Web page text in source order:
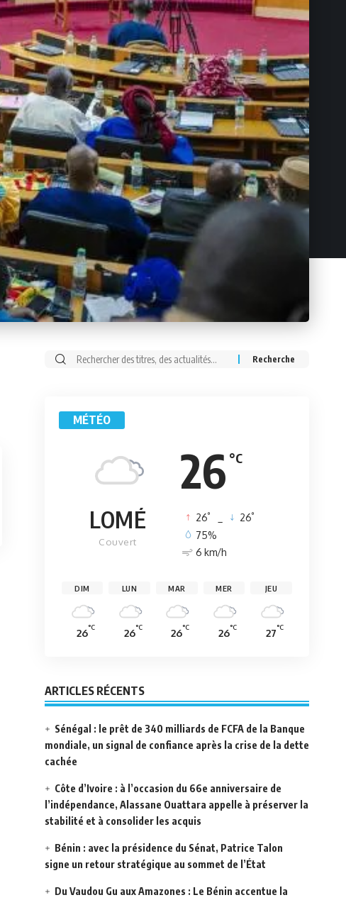
Rechercher:
MÉTÉO
26 °C
LOMÉ
Couvert
26° 26°
75%
6 km/h
DIM
26°C
LUN
26°C
MAR
26°C
MER
26°C
JEU
27°C
ARTICLES RÉCENTS
Sénégal : le prêt de 340 milliards de FCFA de la Banque
mondiale, un signal de confiance après la crise de la dette
cachée
Côte d’Ivoire : à l’occasion du 66e anniversaire de
l’indépendance, Alassane Ouattara appelle à préserver la
stabilité et à consolider les acquis
Bénin : avec la présidence du Sénat, Patrice Talon
signe un retour stratégique au sommet de l’État
Du Vaudou Gu aux Amazones : Le Bénin accentue la